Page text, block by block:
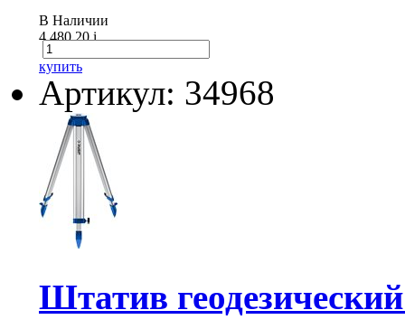
В Наличии
4 480.20i
купить
Артикул: 34968
Штатив